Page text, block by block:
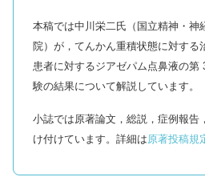
本稿では中川栄二氏（国立精神・神
院）が，てんかん重積状態に対する
患者に対するジアゼパム点鼻液の第
験の結果について解説しています。
小誌では原著論文，総説，症例報告
け付けています。詳細は 原著投稿規